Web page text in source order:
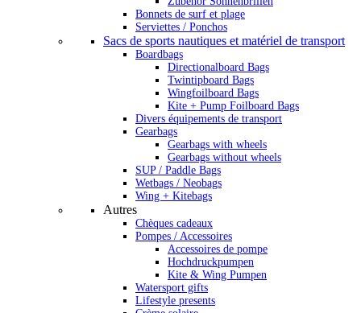
Bonnets de surf et plage
Serviettes / Ponchos
Sacs de sports nautiques et matériel de transport
Boardbags
Directionalboard Bags
Twintipboard Bags
Wingfoilboard Bags
Kite + Pump Foilboard Bags
Divers équipements de transport
Gearbags
Gearbags with wheels
Gearbags without wheels
SUP / Paddle Bags
Wetbags / Neobags
Wing + Kitebags
Autres
Chèques cadeaux
Pompes / Accessoires
Accessoires de pompe
Hochdruckpumpen
Kite & Wing Pumpen
Watersport gifts
Lifestyle presents